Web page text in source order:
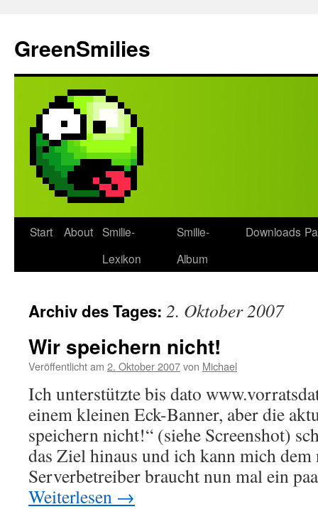
springen
GreenSmilies
Start About Smilie-
Lexikon
Smilie-
Album
Downloads
Archiv des Tages: 2. Oktober 2007
Wir speichern nicht!
Veröffentlicht am 2. Oktober 2007von Michael
Ich unterstützte bis dato
einem kleinen Eck-Banner, aber die
speichern nicht!“ (siehe Screenshot)
das Ziel hinaus und ich kann mich
Serverbetreiber braucht nun mal ein
Weiterlesen →